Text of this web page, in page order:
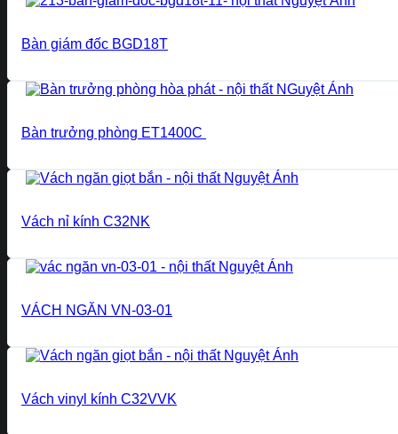
Bàn giám đốc BGD18T
Bàn trưởng phòng ET1400C
Vách nỉ kính C32NK
VÁCH NGĂN VN-03-01
Vách vinyl kính C32VVK